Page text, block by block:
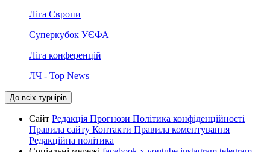
Ліга Європи
Суперкубок УЄФА
Ліга конференцій
ЛЧ - Top News
До всіх турнірів
Сайт Редакція Прогнози Політика конфіденційності
Правила сайту Контакти Правила коментування
Редакційна політика